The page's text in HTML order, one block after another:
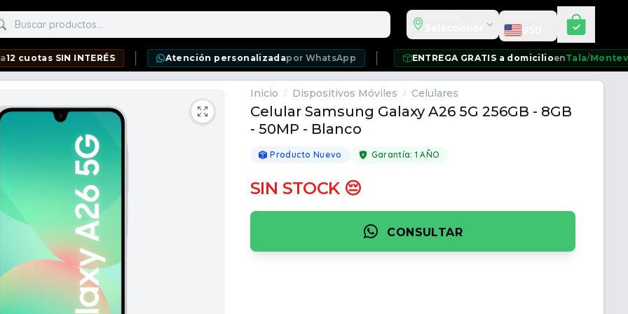
productos Seleccionar moneda
USD
SIN INTERÉS Atención personalizadapor WhatsApp ENTREGA GRATIS a domicilio enTala/ Montevideo/
Inicio / Dispositivos Móviles / Celulares
Celular Samsung Galaxy A26 5G 256GB - 8GB
- 50MP - Blanco
Producto Nuevo Garantía: 1 AÑO
SIN STOCK 😔
CONSULTAR